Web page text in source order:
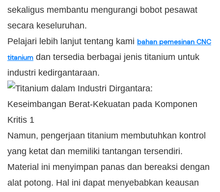
sekaligus membantu mengurangi bobot pesawat
secara keseluruhan.
Pelajari lebih lanjut tentang kami bahan pemesinan CNC
titanium dan tersedia berbagai jenis titanium untuk
industri kedirgantaraan.
Namun, pengerjaan titanium membutuhkan kontrol
yang ketat dan memiliki tantangan tersendiri.
Material ini menyimpan panas dan bereaksi dengan
alat potong. Hal ini dapat menyebabkan keausan